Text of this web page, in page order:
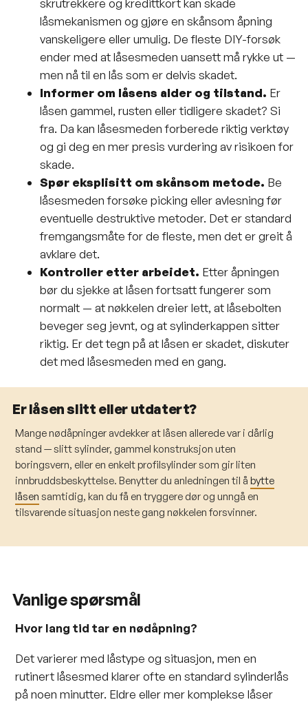
skrutrekkere og kredittkort kan skade
låsmekanismen og gjøre en skånsom åpning
vanskeligere eller umulig. De fleste DIY-forsøk
ender med at låsesmeden uansett må rykke ut —
men nå til en lås som er delvis skadet.
Informer om låsens alder og tilstand. Er
låsen gammel, rusten eller tidligere skadet? Si
fra. Da kan låsesmeden forberede riktig verktøy
og gi deg en mer presis vurdering av risikoen for
skade.
Spør eksplisitt om skånsom metode. Be
låsesmeden forsøke picking eller avlesning før
eventuelle destruktive metoder. Det er standard
fremgangsmåte for de fleste, men det er greit å
avklare det.
Kontroller etter arbeidet. Etter åpningen
bør du sjekke at låsen fortsatt fungerer som
normalt — at nøkkelen dreier lett, at låsebolten
beveger seg jevnt, og at sylinderkappen sitter
riktig. Er det tegn på at låsen er skadet, diskuter
det med låsesmeden med en gang.
Er låsen slitt eller utdatert?
Mange nødåpninger avdekker at låsen allerede var i dårlig
stand — slitt sylinder, gammel konstruksjon uten
boringsvern, eller en enkelt profilsylinder som gir liten
innbruddsbeskyttelse. Benytter du anledningen til å bytte
låsen samtidig, kan du få en tryggere dør og unngå en
tilsvarende situasjon neste gang nøkkelen forsvinner.
Vanlige spørsmål
Hvor lang tid tar en nødåpning?
Det varierer med låstype og situasjon, men en
rutinert låsesmed klarer ofte en standard sylinderlås
på noen minutter. Eldre eller mer komplekse låser